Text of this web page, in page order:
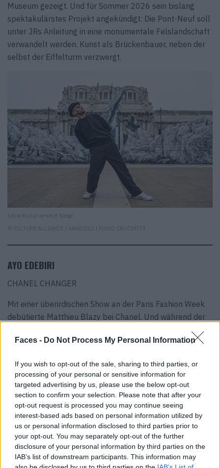
Faces - Do Not Process My Personal Information
If you wish to opt-out of the sale, sharing to third parties, or
processing of your personal or sensitive information for
targeted advertising by us, please use the below opt-out
section to confirm your selection. Please note that after your
opt-out request is processed you may continue seeing
interest-based ads based on personal information utilized by
us or personal information disclosed to third parties prior to
your opt-out. You may separately opt-out of the further
disclosure of your personal information by third parties on the
IAB’s list of downstream participants. This information may
Museum gezeigt. Und für Sommer 2026 sein bislang
spektakulärstes Projekt angekündigt: Die Pont-Neuf soll
unter JRs Anleitung in eine monumentale Felslandschaft
verwandelt werden. Kunst als Brückenbauer, neben der
selbst der Eiffelturm verzwergt.
Seine Kunst versetzt Berge.
© PICTURE ALLIANCE / ANADOLU | PIERO CRUCIATTI
AYO EDEBIRI
CHANEL CHANGER
Mit einer überirdischen Show an der Paris Fashion Week
debütierte Matthieu Blazy bei Chanel. Und während der
frisch einberufene Creative Director hinter den Kulissen
wirbelt, betritt Ayo Edebiri als erste Markenbotschafterin
Personalabteilung damit einen Früchtekorb verdient.
Selbst wenn sie wie im Serienhit „The Bear“
fettverspritzte Kochschürzen trägt, strahlt die
Schauspielerin und Drehbuchautorin mit Esprit und
Eleganz. Da sollten Blazys Fünf-Sterne-Kreationen erst
recht kein Problem sein.